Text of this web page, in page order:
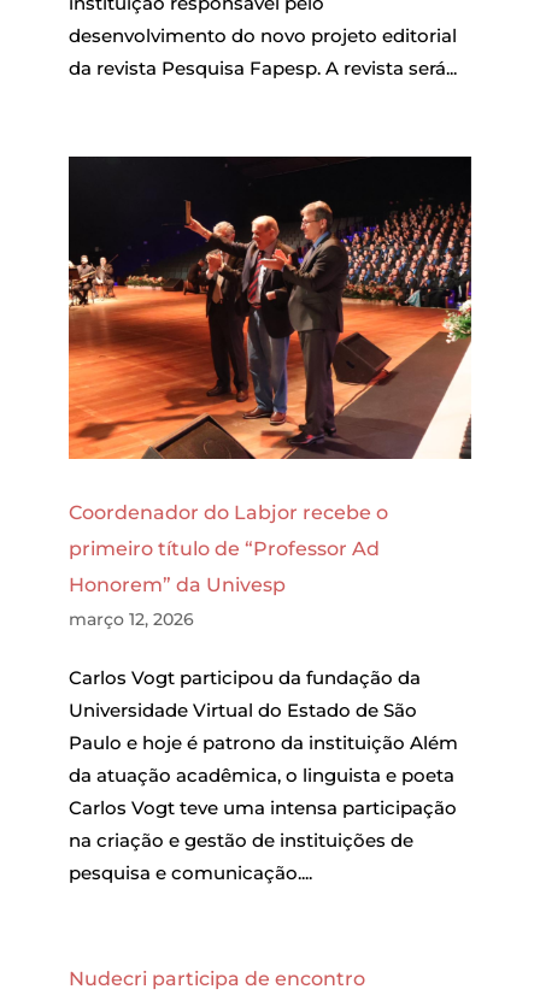
desenvolvimento do novo projeto editorial
da revista Pesquisa Fapesp. A revista será...
Coordenador do Labjor recebe o
primeiro título de “Professor Ad
Honorem” da Univesp
março 12, 2026
Carlos Vogt participou da fundação da
Universidade Virtual do Estado de São
Paulo e hoje é patrono da instituição Além
da atuação acadêmica, o linguista e poeta
Carlos Vogt teve uma intensa participação
na criação e gestão de instituições de
pesquisa e comunicação....
Nudecri participa de encontro